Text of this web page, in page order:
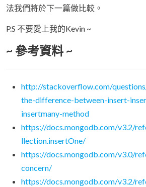
法我們將於下一篇做比較。
P.S 不要愛上我的Kevin ~
~ 參考資料 ~
http://stackoverflow.com/
the-difference-between-insert-
insertmany-method
https://docs.mongodb.com/v3.2/
llection.insertOne/
https://docs.mongodb.com/v3.0/
concern/
https://docs.mongodb.com/v3.2/